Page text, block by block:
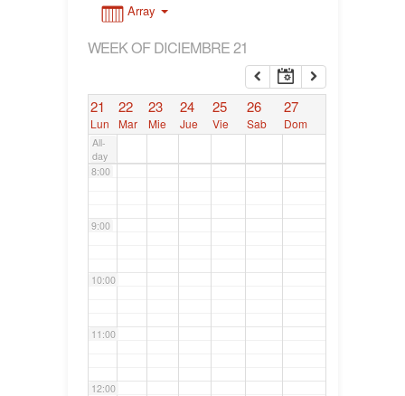
Array
WEEK OF DICIEMBRE 21
21
Lun
22
Mar
23
Mie
24
Jue
25
Vie
26
Sab
27
Dom
All-
day
5:00
7:00
8:00
9:00
10:00
11:00
12:00